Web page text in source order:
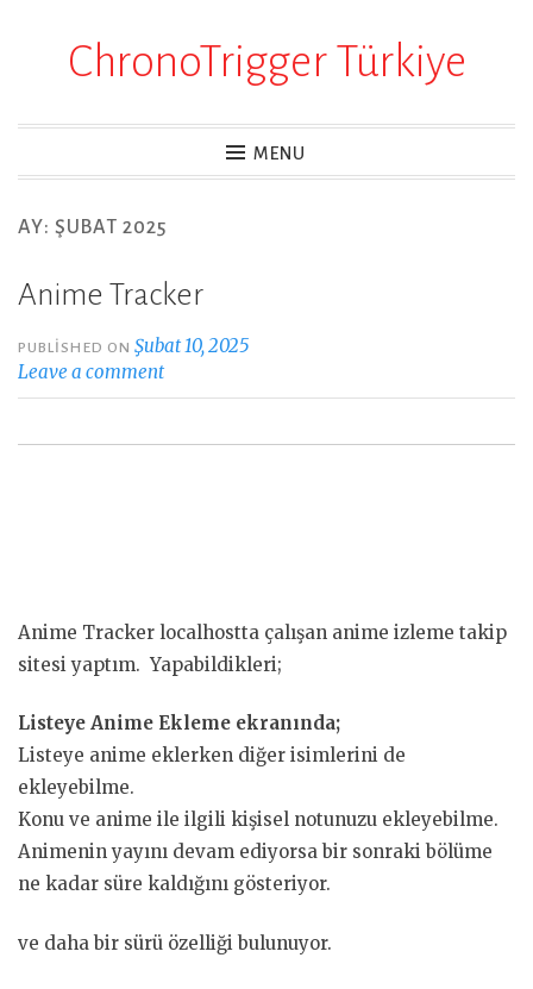
ChronoTrigger Türkiye
MENU
AY: ŞUBAT 2025
Anime Tracker
PUBLISHED ONŞubat 10, 2025
Leave a comment
Anime Tracker localhostta çalışan anime izleme takip
sitesi yaptım. Yapabildikleri;
Listeye Anime Ekleme ekranında;
Listeye anime eklerken diğer isimlerini de
ekleyebilme.
Konu ve anime ile ilgili kişisel notunuzu ekleyebilme.
Animenin yayını devam ediyorsa bir sonraki bölüme
ne kadar süre kaldığını gösteriyor.
ve daha bir sürü özelliği bulunuyor.